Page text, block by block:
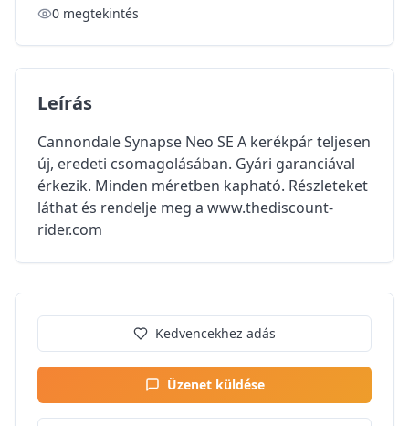
0 megtekintés
Leírás
Cannondale Synapse Neo SE A kerékpár teljesen
új, eredeti csomagolásában. Gyári garanciával
érkezik. Minden méretben kapható. Részleteket
láthat és rendelje meg a ww­w.thed­iscount­
rider.c­om
Kedvencekhez adás
Üzenet küldése